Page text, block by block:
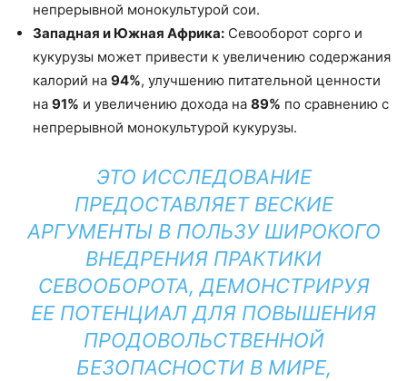
непрерывной монокультурой сои.
Западная и Южная Африка: Севооборот сорго и
кукурузы может привести к увеличению содержания
калорий на 94%, улучшению питательной ценности
на 91% и увеличению дохода на 89% по сравнению с
непрерывной монокультурой кукурузы.
ЭТО ИССЛЕДОВАНИЕ
ПРЕДОСТАВЛЯЕТ ВЕСКИЕ
АРГУМЕНТЫ В ПОЛЬЗУ ШИРОКОГО
ВНЕДРЕНИЯ ПРАКТИКИ
СЕВООБОРОТА, ДЕМОНСТРИРУЯ
ЕЕ ПОТЕНЦИАЛ ДЛЯ ПОВЫШЕНИЯ
ПРОДОВОЛЬСТВЕННОЙ
БЕЗОПАСНОСТИ В МИРЕ,